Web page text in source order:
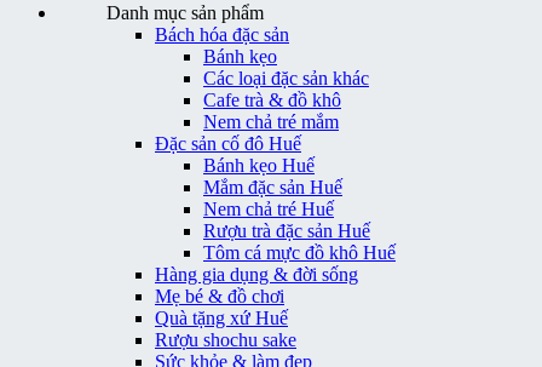
Danh mục sản phẩm
Bách hóa đặc sản
Bánh kẹo
Các loại đặc sản khác
Cafe trà & đồ khô
Nem chả tré mắm
Đặc sản cố đô Huế
Bánh kẹo Huế
Mắm đặc sản Huế
Nem chả tré Huế
Rượu trà đặc sản Huế
Tôm cá mực đồ khô Huế
Hàng gia dụng & đời sống
Mẹ bé & đồ chơi
Quà tặng xứ Huế
Rượu shochu sake
Sức khỏe & làm đẹp